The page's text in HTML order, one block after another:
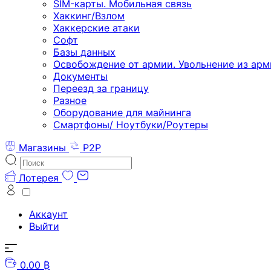
SIM-карты. Мобильная связь
Хаккинг/Взлом
Хаккерские атаки
Софт
Базы данных
Освобождение от армии. Увольнение из
Документы
Переезд за границу
Разное
Оборудование для майнинга
Смартфоны/ Ноутбуки/Роутеры
Магазины
P2P
Лотерея
Аккаунт
Выйти
0.00 ₿